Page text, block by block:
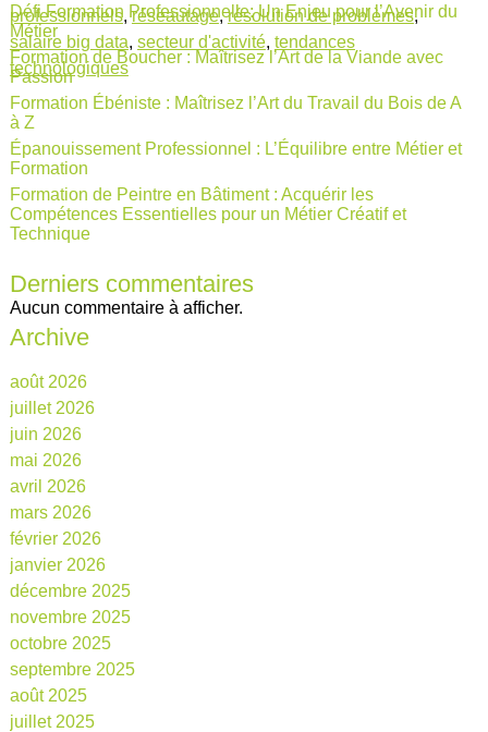
professionnels,réseautage,résolution de problèmes,
salaire big data, secteur d'activité, tendances
technologiques
Défi Formation Professionnelle: Un Enjeu pour l’Avenir du
Métier
Formation de Boucher : Maîtrisez l’Art de la Viande avec
Passion
Formation Ébéniste : Maîtrisez l’Art du Travail du Bois de A
à Z
Épanouissement Professionnel : L’Équilibre entre Métier et
Formation
Formation de Peintre en Bâtiment : Acquérir les
Compétences Essentielles pour un Métier Créatif et
Technique
Derniers commentaires
Aucun commentaire à afficher.
Archive
août 2026
juillet 2026
juin 2026
mai 2026
avril 2026
mars 2026
février 2026
janvier 2026
décembre 2025
novembre 2025
octobre 2025
septembre 2025
août 2025
juillet 2025